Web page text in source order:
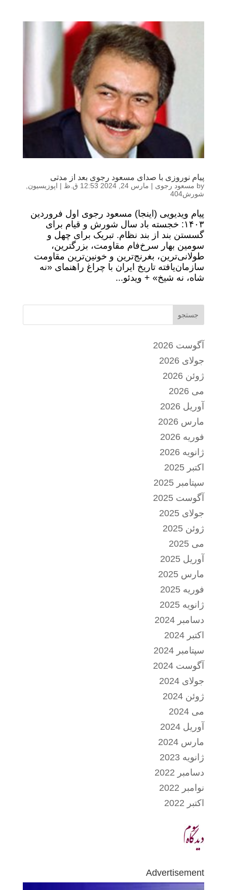
پیام نوروزی با صدای مسعود رجوی بعد از مدتی
by مسعود رجوی | مارس 24, 2024 12:53 ق.ظ | اپوزیسیون
شورش404
پیام ویدیویی (اینجا) مسعود رجوی اول فروردین
۱۴۰۳: خجسته باد سال شورش و قیام برای
گسستن بند از بند نظام. تبریک برای چهل و
سومین بهار سرخ‌فام مقاومت، بزرگترین،
طولانی‌ترین، بغرنج‌ترین و خونین‌ترین مقاومت
سازمان‌یافته تاریخ ایران با چراغ راهنمای «نه
شاه، نه شیخ» + ویدئو...
جستجو
آگوست 2026
جولای 2026
ژوئن 2026
می 2026
آوریل 2026
مارس 2026
فوریه 2026
ژانویه 2026
اکتبر 2025
سپتامبر 2025
آگوست 2025
جولای 2025
ژوئن 2025
می 2025
آوریل 2025
مارس 2025
فوریه 2025
ژانویه 2025
دسامبر 2024
اکتبر 2024
سپتامبر 2024
آگوست 2024
جولای 2024
ژوئن 2024
می 2024
آوریل 2024
مارس 2024
ژانویه 2023
دسامبر 2022
نوامبر 2022
اکتبر 2022
Advertisement